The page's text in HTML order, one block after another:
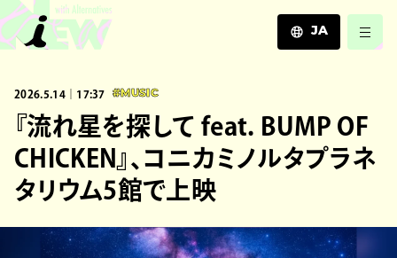
JA
ZH
2026.5.14｜17:37 #MUSIC
『流れ星を探して feat. BUMP OF
CHICKEN』、コニカミノルタプラネ
タリウム5館で上映